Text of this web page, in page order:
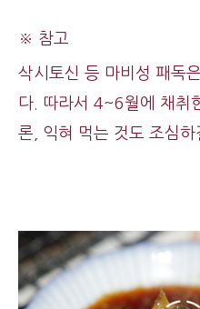
※ 참고
삭시토신 등 마비성 패독
다. 따라서 4~6월에 채취
론, 익혀 먹는 것도 조심하